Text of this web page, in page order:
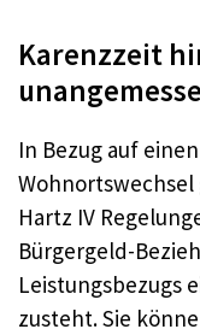
Karenzzeit
In Bezug auf
Hartz IV
Bürgergeld-
Leistungsbezugs
zusteht. Sie